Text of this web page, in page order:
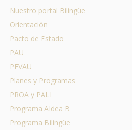
Nuestro portal Bilingüe
Orientación
Pacto de Estado
PAU
PEVAU
Planes y Programas
PROA y PALI
Programa Aldea B
Programa Bilingüe